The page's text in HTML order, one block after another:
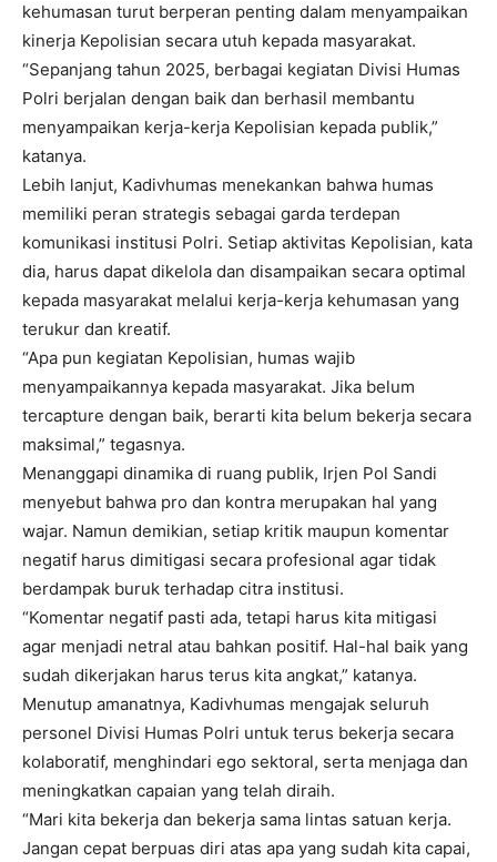
kehumasan turut berperan penting dalam menyampaikan
kinerja Kepolisian secara utuh kepada masyarakat.
“Sepanjang tahun 2025, berbagai kegiatan Divisi Humas
Polri berjalan dengan baik dan berhasil membantu
menyampaikan kerja-kerja Kepolisian kepada publik,”
katanya.
Lebih lanjut, Kadivhumas menekankan bahwa humas
memiliki peran strategis sebagai garda terdepan
komunikasi institusi Polri. Setiap aktivitas Kepolisian, kata
dia, harus dapat dikelola dan disampaikan secara optimal
kepada masyarakat melalui kerja-kerja kehumasan yang
terukur dan kreatif.
“Apa pun kegiatan Kepolisian, humas wajib
menyampaikannya kepada masyarakat. Jika belum
tercapture dengan baik, berarti kita belum bekerja secara
maksimal,” tegasnya.
Menanggapi dinamika di ruang publik, Irjen Pol Sandi
menyebut bahwa pro dan kontra merupakan hal yang
wajar. Namun demikian, setiap kritik maupun komentar
negatif harus dimitigasi secara profesional agar tidak
berdampak buruk terhadap citra institusi.
“Komentar negatif pasti ada, tetapi harus kita mitigasi
agar menjadi netral atau bahkan positif. Hal-hal baik yang
sudah dikerjakan harus terus kita angkat,” katanya.
Menutup amanatnya, Kadivhumas mengajak seluruh
personel Divisi Humas Polri untuk terus bekerja secara
kolaboratif, menghindari ego sektoral, serta menjaga dan
meningkatkan capaian yang telah diraih.
“Mari kita bekerja dan bekerja sama lintas satuan kerja.
Jangan cepat berpuas diri atas apa yang sudah kita capai,